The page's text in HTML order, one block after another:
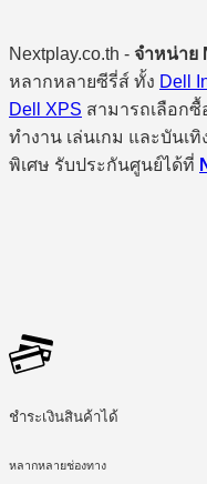
Nextplay.co.th - จำหน่าย
หลากหลายซีรี่ส์ ทั้ง Dell
Dell XPS สามารถเลือก
ทำงาน เล่นเกม และบันเ
พิเศษ รับประกันศูนย์ได้ที่
ชำระเงินสินค้าได้
หลากหลายช่องทาง